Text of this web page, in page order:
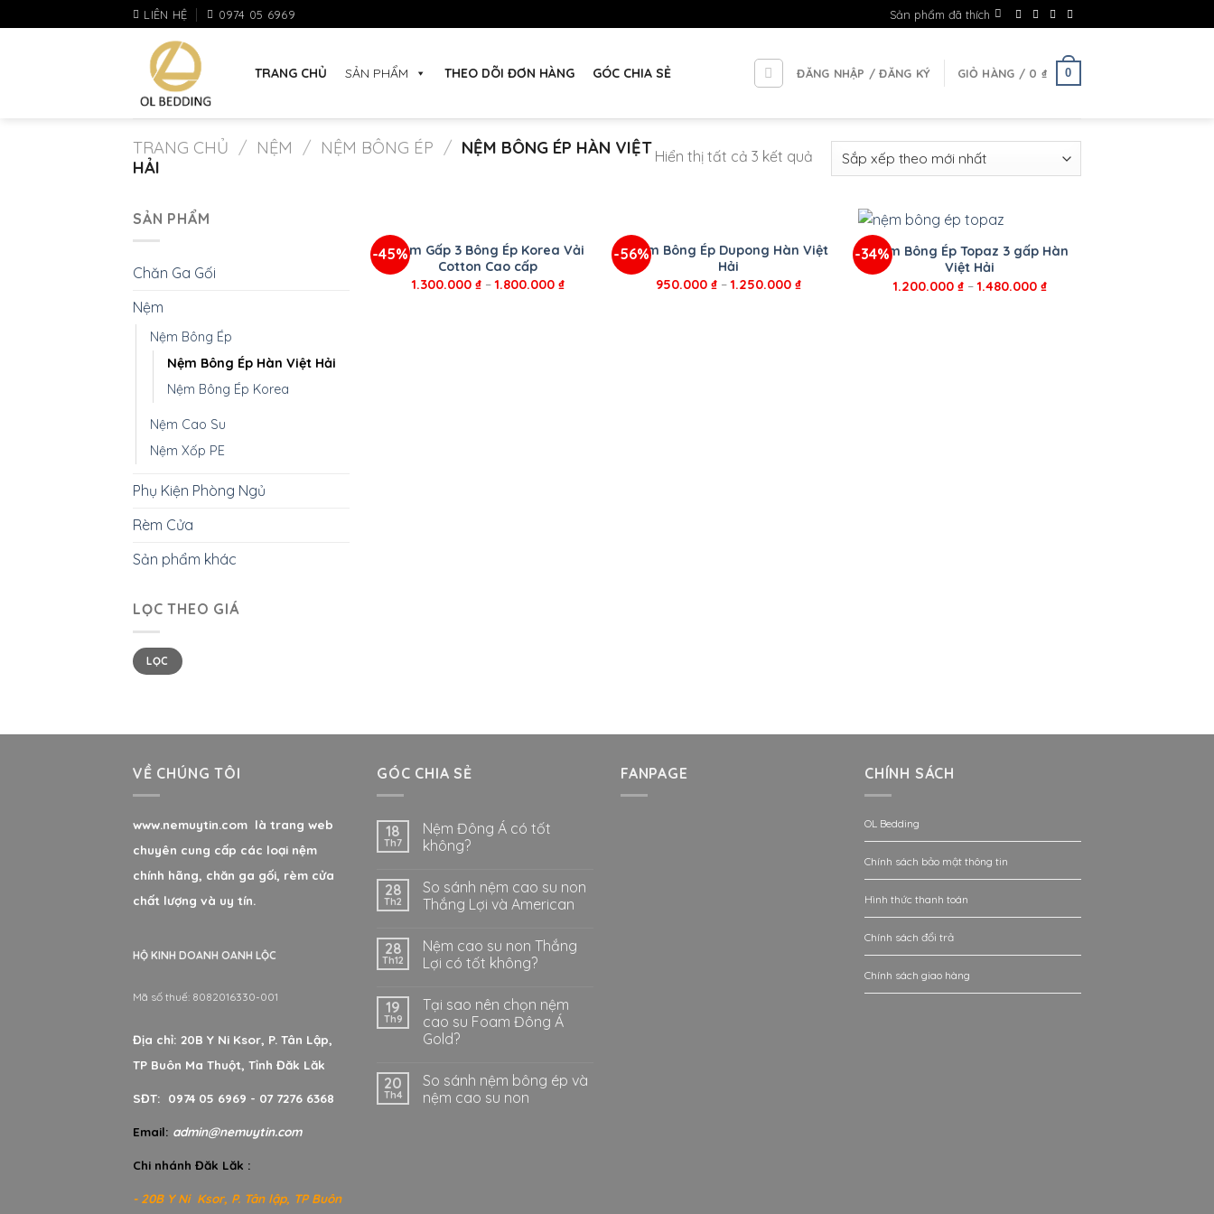
to
LIÊN HỆ 0974 05 6969 Sản phẩm đã thích
TRANG CHỦ SẢN PHẨM THEO DÕI ĐƠN HÀNG GÓC CHIA SẺ ĐĂNG NHẬP / ĐĂNG KÝ GIỎ HÀNG / 0 ₫ 0
TRANG CHỦ / NỆM / NỆM BÔNG ÉP / NỆM BÔNG ÉP HÀN VIỆT
HẢI
Hiển thị tất cả 3 kết quả
SẢN PHẨM
Chăn Ga Gối
Nệm
Nệm Bông Ép
Nệm Bông Ép Hàn Việt Hải
Nệm Bông Ép Korea
Nệm Cao Su
Nệm Xốp PE
Phụ Kiện Phòng Ngủ
Rèm Cửa
Sản phẩm khác
LỌC THEO GIÁ
LỌC
-45%Nệm Gấp 3 Bông Ép Korea Vải
Cotton Cao cấp
1.300.000 ₫–1.800.000 ₫
-56%
Nệm Bông Ép Dupong Hàn Việt
Hải
950.000₫ –1.250.000₫
-34%
+
Nệm Bông Ép Topaz 3 gấp Hàn
Việt Hải
1.200.000 ₫–1.480.000 ₫
VỀ CHÚNG TÔI
www.nemuytin.com là trang web
chuyên cung cấp các loại nệm
chính hãng, chăn ga gối, rèm cửa
chất lượng và uy tín.
HỘ KINH DOANH OANH LỘC
Mã số thuế: 8082016330-001
Địa chỉ: 20B Y Ni Ksor, P. Tân Lập,
TP Buôn Ma Thuột, Tỉnh Đăk Lăk
SĐT: 0974 05 6969 - 07 7276 6368
Email: admin@nemuytin.com
Chi nhánh Đăk Lăk :
- 20B Y Ni Ksor, P. Tân lập, TP Buôn
GÓC CHIA SẺ
18
Th7
Nệm Đông Á có tốt
không?
28
Th2
So sánh nệm cao su non
Thắng Lợi và American
28
Th12
Nệm cao su non Thắng
Lợi có tốt không?
19
Th9
Tại sao nên chọn nệm
cao su Foam Đông Á
Gold?
20
Th4
So sánh nệm bông ép và
nệm cao su non
FANPAGE CHÍNH SÁCH
OL Bedding
Chính sách bảo mật thông tin
Hình thức thanh toán
Chính sách đổi trả
Chính sách giao hàng